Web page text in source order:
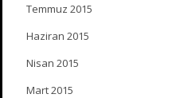
Temmuz 2015
Haziran 2015
Nisan 2015
Mart 2015